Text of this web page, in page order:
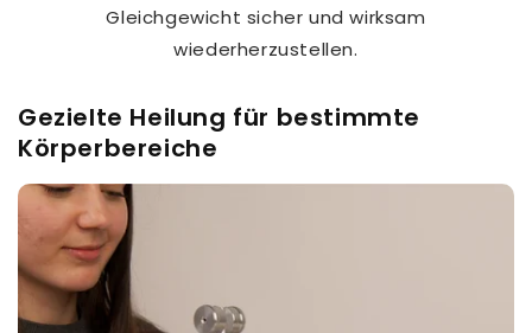
Gleichgewicht sicher und wirksam
wiederherzustellen.
Gezielte Heilung für bestimmte
Körperbereiche